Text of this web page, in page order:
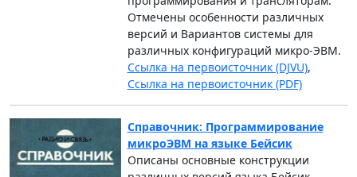
Отмечены особенности различных
версий и Вариантов системы для
различных конфигураций микро-ЭВМ.
Ссылка на первоисточник (DJVU),
Ссылка на первоисточник (PDF)
Справочник: Программирование
микроЭВМ на языке Бейсик
Описаны основные конструкции